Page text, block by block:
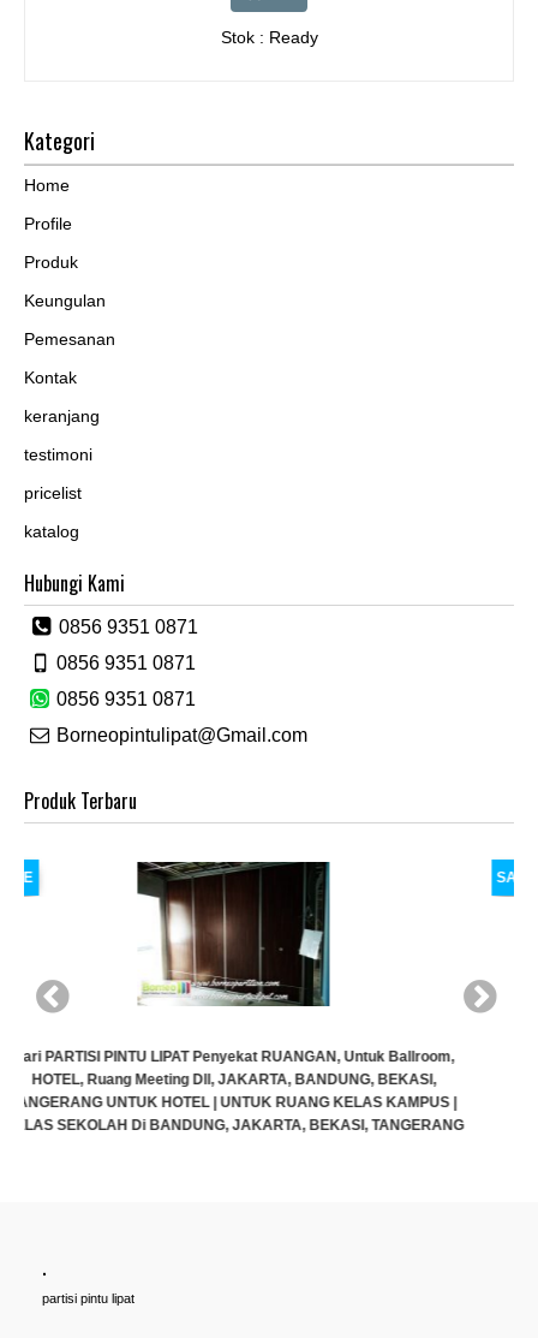
Stok : Ready
Kategori
Home
Profile
Produk
Keungulan
Pemesanan
Kontak
keranjang
testimoni
pricelist
katalog
Hubungi Kami
0856 9351 0871
0856 9351 0871
0856 9351 0871
Borneopintulipat@Gmail.com
Produk Terbaru
HOTEL, Ruang Meeting Dll, JAKARTA, BANDUNG, BEKASI,
.
partisi pintu lipat